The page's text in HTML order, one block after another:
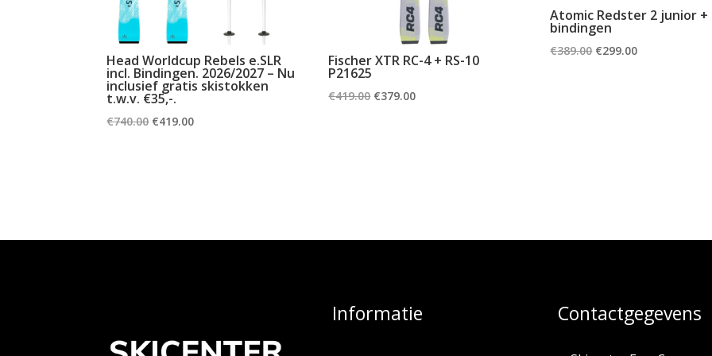
Head Worldcup Rebels e.SLR
incl. Bindingen. 2026/2027 – Nu
inclusief gratis skistokken
t.w.v. €35,-.
€740.00 Oorspronkelijke
€419.00Huidige
Fischer XTR RC-4 + RS-10
P21625
€419.00 Oorspronkelijke
€379.00Huidige
Atomic Redster 2 junior +
bindingen
€389.00 Oorspronkelijke
€299.00Huidige
Informatie Contactgegevens